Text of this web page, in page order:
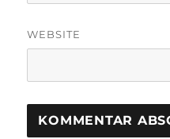
WEBSITE